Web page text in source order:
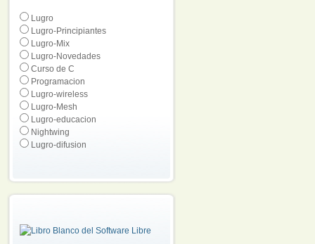
Lugro
Lugro-Principiantes
Lugro-Mix
Lugro-Novedades
Curso de C
Programacion
Lugro-wireless
Lugro-Mesh
Lugro-educacion
Nightwing
Lugro-difusion